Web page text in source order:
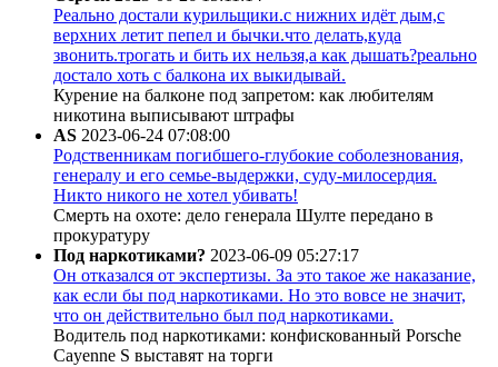
Реально достали курильщики.с нижних идёт дым,с
верхних летит пепел и бычки.что делать,куда
звонить.трогать и бить их нельзя,а как дышать?реально
достало хоть с балкона их выкидывай.
Курение на балконе под запретом: как любителям
никотина выписывают штрафы
AS 2023-06-24 07:08:00
Родственникам погибшего-глубокие соболезнования,
генералу и его семье-выдержки, суду-милосердия.
Никто никого не хотел убивать!
Смерть на охоте: дело генерала Шулте передано в
прокуратуру
Под наркотиками? 2023-06-09 05:27:17
Он отказался от экспертизы. За это такое же наказание,
как если бы под наркотиками. Но это вовсе не значит,
что он действительно был под наркотиками.
Водитель под наркотиками: конфискованный Porsche
Cayenne S выставят на торги